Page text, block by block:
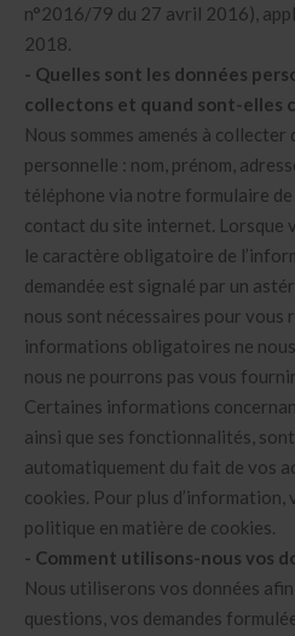
n°2016/79 du 27 avril 2016),
2018.
- Quelles sont les données
collectons et quand sont-elles
Nous sommes amenés à
personnelle : nom, prénom,
téléphone via notre formulaire
contact du site internet. Lorsque
le caractère obligatoire de
demandée est signalé par un
nous sont nécessaires pour vous
informations obligatoires ne nous
nous ne pourrons pas vous
Certaines informations
ainsi que ses fonctionnalités,
automatiquement du fait de vos
cookies. Pour plus
politique en matière de cookies.
- Comment utilisons-nous vos
Nous utiliserons vos données
questions, vos demandes